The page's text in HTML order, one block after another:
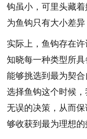
钩虽小，可里头藏
为鱼钩只有大小差异
实际上，鱼钩存在
知晓每一种类型所
能够挑选到最为契
选择鱼钩这个时候
无误的决策，从而
够收获到最为理想的